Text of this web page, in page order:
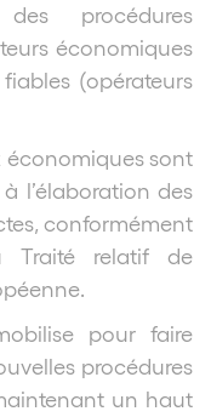
procédures
économiques
(opérateurs
économiques sont
l’élaboration des
conformément
Traité relatif de
pour faire
procédures
un haut